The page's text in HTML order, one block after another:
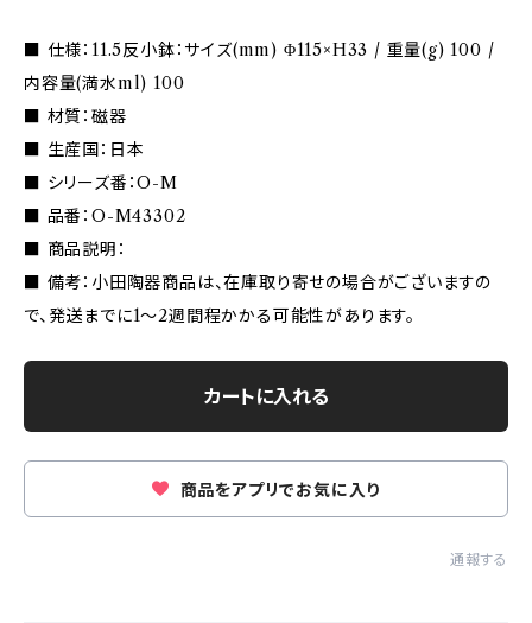
■ 仕様：11.5反小鉢：サイズ(mm) Φ115×H33 / 重量(g) 100 /
内容量(満水ml) 100
■ 材質：磁器
■ 生産国：日本
■ シリーズ番：O-M
■ 品番：O-M43302
■ 商品説明：
■ 備考：小田陶器商品は、在庫取り寄せの場合がございますの
で、発送までに1〜2週間程かかる可能性があります。
カートに入れる
商品をアプリでお気に入り
通報する